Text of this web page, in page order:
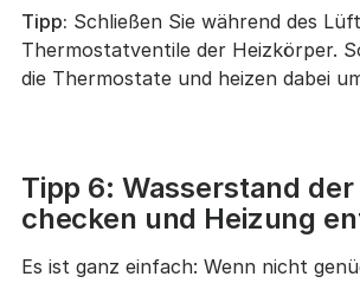
Tipp: Schließen Sie während des
Thermostatventile der Heizkörper.
die Thermostate und heizen dabei
Tipp 6: Wasserstand der
checken und Heizung
Es ist ganz einfach: Wenn nicht